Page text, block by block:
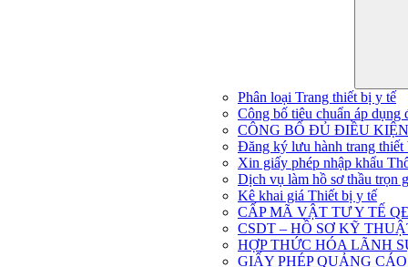
Phân loại Trang thiết bị y tế
Công bố tiêu chuẩn áp
CÔNG BỐ ĐỦ ĐIỀU
Đăng ký lưu hành trang
Xin giấy phép nhập khẩu
Dịch vụ làm hồ sơ thầu trọn
Kê khai giá Thiết bị y tế
CẤP MÃ VẬT TƯ Y TẾ
CSDT – HỒ SƠ KỸ
HỢP THỨC HÓA LÃNH
GIẤY PHÉP QUẢNG